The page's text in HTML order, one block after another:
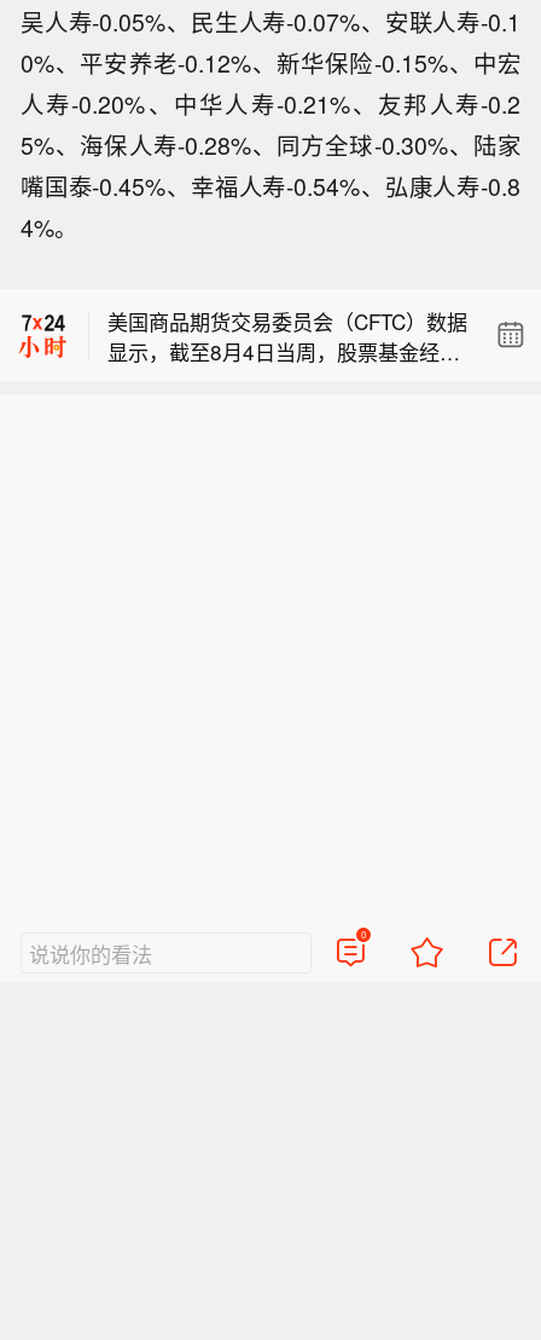
吴人寿-0.05%、民生人寿-0.07%、安联人寿-0.1
0%、平安养老-0.12%、新华保险-0.15%、中宏
人寿-0.20%、中华人寿-0.21%、友邦人寿-0.2
5%、海保人寿-0.28%、同方全球-0.30%、陆家
嘴国泰-0.45%、幸福人寿-0.54%、弘康人寿-0.8
4%。
美国商品期货交易委员会（CFTC）数据
头寸增加28093手，至89090手。
美国商品期货交易委员会（CFTC）数据
显示，截至8月4日当周，股票基金经理
说说你的看法
0